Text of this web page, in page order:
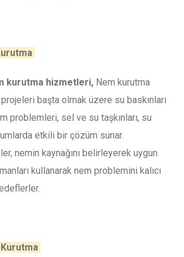
kurutma hizmetleri, Nem kurutma
başta olmak üzere su baskınları
problemleri, sel ve su taşkınları, su
etkili bir çözüm sunar.
nemin kaynağını belirleyerek uygun
kullanarak nem problemini kalıcı